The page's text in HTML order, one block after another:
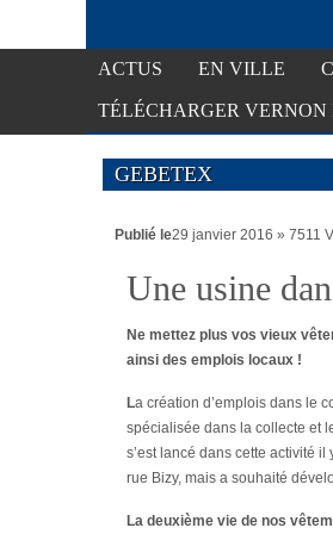
ACTUS EN VILLE
TÉLÉCHARGER VERNON
GEBETEX
Publié le29 janvier 2016 » 7511
Une usine
Ne mettez plus vos vieux
ainsi des emplois locaux !
La création d’emplois dans le
spécialisée dans la collecte et
s’est lancé dans cette activité
rue Bizy, mais a souhaité
La deuxième vie de nos